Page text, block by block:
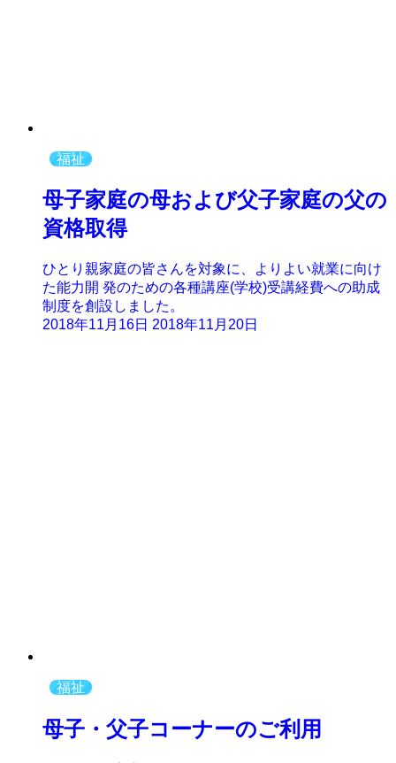
福祉
母子家庭の母および父子家庭の父の
資格取得
ひとり親家庭の皆さんを対象に、よりよい就業に向け
た能力開 発のための各種講座(学校)受講経費への助成
制度を創設しました。
2018年11月16日 2018年11月20日
福祉
母子・父子コーナーのご利用